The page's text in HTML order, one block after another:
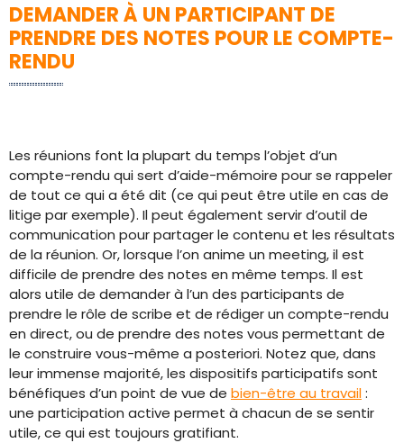
DEMANDER À UN PARTICIPANT DE
PRENDRE DES NOTES POUR LE COMPTE-
RENDU
Les réunions font la plupart du temps l’objet d’un
compte-rendu qui sert d’aide-mémoire pour se rappeler
de tout ce qui a été dit (ce qui peut être utile en cas de
litige par exemple). Il peut également servir d’outil de
communication pour partager le contenu et les résultats
de la réunion. Or, lorsque l’on anime un meeting, il est
difficile de prendre des notes en même temps. Il est
alors utile de demander à l’un des participants de
prendre le rôle de scribe et de rédiger un compte-rendu
en direct, ou de prendre des notes vous permettant de
le construire vous-même a posteriori. Notez que, dans
leur immense majorité, les dispositifs participatifs sont
bénéfiques d’un point de vue de bien-être au travail:
une participation active permet à chacun de se sentir
utile, ce qui est toujours gratifiant.